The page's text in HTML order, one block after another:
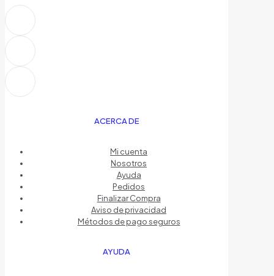
ACERCA DE
Mi cuenta
Nosotros
Ayuda
Pedidos
Finalizar Compra
Aviso de privacidad
Métodos de pago seguros
AYUDA